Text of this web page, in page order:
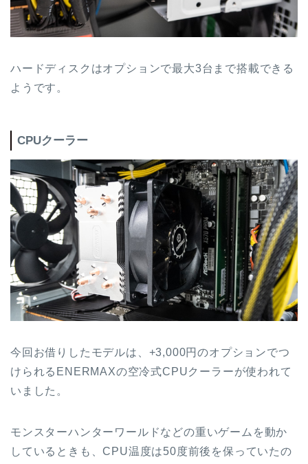
ハードディスクはオプションで最大3台まで搭載できる
ようです。
CPUクーラー
今回お借りしたモデルは、+3,000円のオプションでつ
けられるENERMAXの空冷式CPUクーラーが使われて
いました。
モンスターハンターワールドなどの重いゲームを動か
しているときも、CPU温度は50度前後を保っていたの